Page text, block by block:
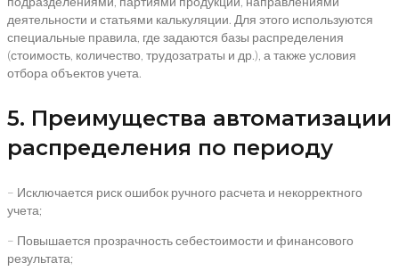
деятельности и статьями калькуляции. Для этого используются
специальные правила, где задаются базы распределения
(стоимость, количество, трудозатраты и др.), а также условия
отбора объектов учета.
5. Преимущества автоматизации
распределения по периоду
– Исключается риск ошибок ручного расчета и некорректного
учета;
– Повышается прозрачность себестоимости и финансового
результата;